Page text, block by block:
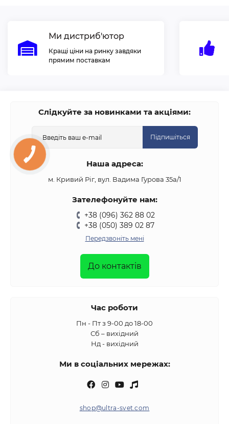
Ми дистриб'ютор
Кращі ціни на ринку завдяки
прямим поставкам
Слідкуйте за новинками та акціями:
Підпишіться
Наша адреса:
м. Кривий Ріг, вул. Вадима Гурова 35а/1
Зателефонуйте нам:
+38 (096) 362 88 02
+38 (050) 389 02 87
Передзвоніть мені
До контактів
Час роботи
Пн - Пт з 9-00 до 18-00
Сб – вихідний
Нд - вихідний
Ми в соціальних мережах:
shop@ultra-svet.com